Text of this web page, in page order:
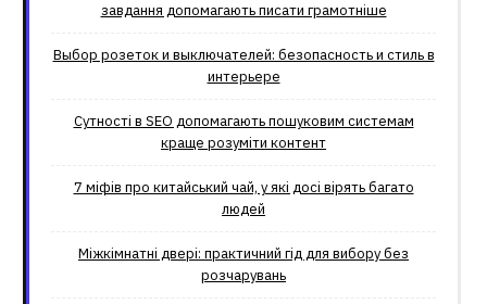
завдання допомагають писати грамотніше
Выбор розеток и выключателей: безопасность и стиль в
интерьере
Сутності в SEO допомагають пошуковим системам
краще розуміти контент
7 міфів про китайський чай, у які досі вірять багато
людей
Міжкімнатні двері: практичний гід для вибору без
розчарувань